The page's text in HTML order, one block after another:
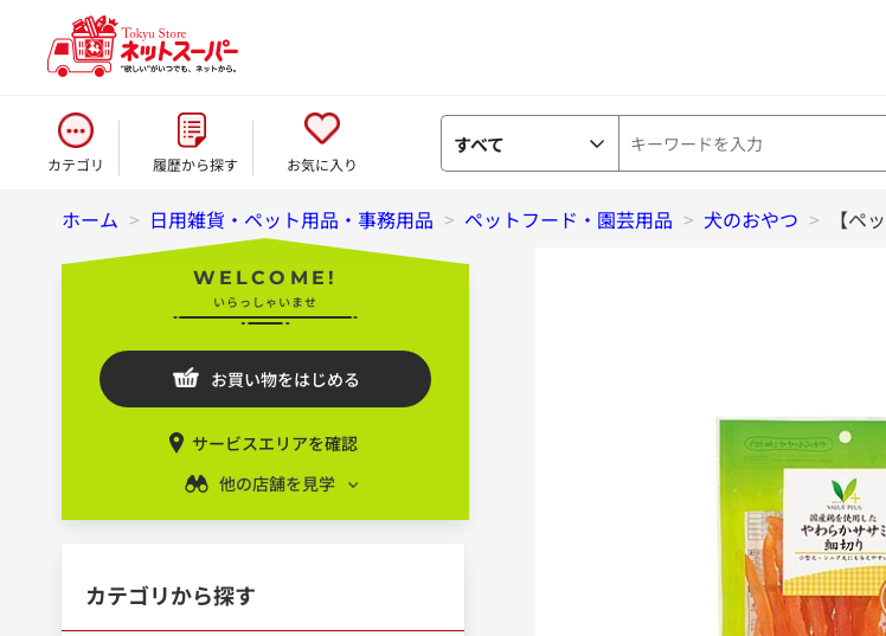
東急オンラインショップ
カテゴリ 履歴から探す お気に入り
すべて
ホーム > 日用雑貨・ペット用品・事務用品 > ペットフード・園芸用品 > 犬のおやつ > 【ペ
WELCOME!
いらっしゃいませ
お買い物をはじめる
サービスエリアを確認
他の店舗を見学
カテゴリから探す